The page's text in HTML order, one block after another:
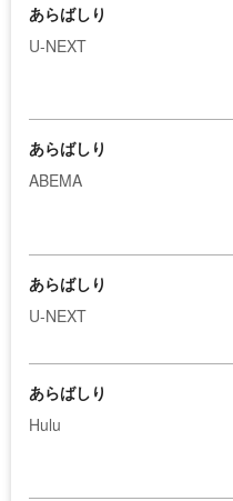
あらばしり
U-NEXT
あらばしり
ABEMA
あらばしり
U-NEXT
あらばしり
Hulu